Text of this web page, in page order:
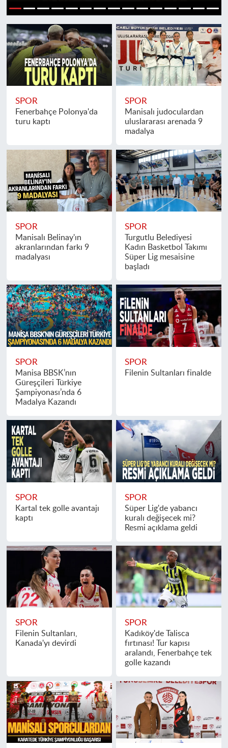
SPOR
Fenerbahçe Polonya'da
turu kaptı
SPOR
Manisalı judoculardan
uluslararası arenada 9
madalya
SPOR
Manisalı Belinay'ın
akranlarından farkı 9
madalyası
SPOR
Turgutlu Belediyesi
Kadın Basketbol Takımı
Süper Lig mesaisine
başladı
SPOR
Manisa BBSK’nın
Güreşçileri Türkiye
Şampiyonası’nda 6
Madalya Kazandı
SPOR
Filenin Sultanları finalde
SPOR
Kartal tek golle avantajı
kaptı
SPOR
Süper Lig'de yabancı
kuralı değişecek mi?
Resmi açıklama geldi
SPOR
Filenin Sultanları,
Kanada'yı devirdi
SPOR
Kadıköy'de Talisca
fırtınası! Tur kapısı
aralandı, Fenerbahçe tek
golle kazandı